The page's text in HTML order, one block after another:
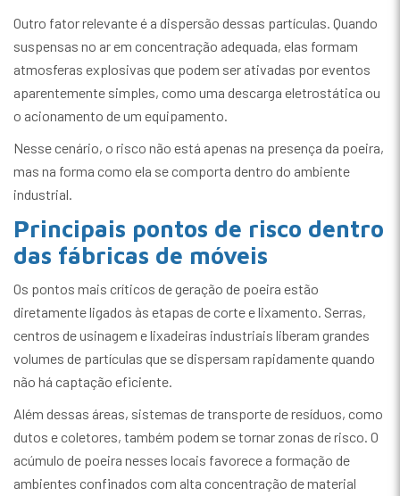
Outro fator relevante é a dispersão dessas partículas. Quando
suspensas no ar em concentração adequada, elas formam
atmosferas explosivas que podem ser ativadas por eventos
aparentemente simples, como uma descarga eletrostática ou
o acionamento de um equipamento.
Nesse cenário, o risco não está apenas na presença da poeira,
mas na forma como ela se comporta dentro do ambiente
industrial.
Principais pontos de risco dentro
das fábricas de móveis
Os pontos mais críticos de geração de poeira estão
diretamente ligados às etapas de corte e lixamento. Serras,
centros de usinagem e lixadeiras industriais liberam grandes
volumes de partículas que se dispersam rapidamente quando
não há captação eficiente.
Além dessas áreas, sistemas de transporte de resíduos, como
dutos e coletores, também podem se tornar zonas de risco. O
acúmulo de poeira nesses locais favorece a formação de
ambientes confinados com alta concentração de material